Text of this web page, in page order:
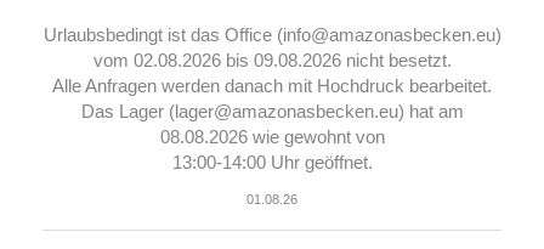
Urlaubsbedingt ist das Office (info@amazonasbecken.eu)
vom 02.08.2026 bis 09.08.2026 nicht besetzt.
Alle Anfragen werden danach mit Hochdruck bearbeitet.
Das Lager (lager@amazonasbecken.eu) hat am
08.08.2026 wie gewohnt von
13:00-14:00 Uhr geöffnet.
01.08.26